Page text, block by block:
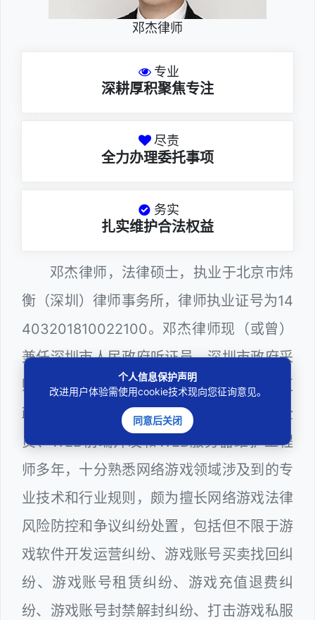
邓杰律师
专业
深耕厚积聚焦专注
尽责
全力办理委托事项
务实
扎实维护合法权益
邓杰律师，法律硕士，执业于北京市炜
衡（深圳）律师事务所，律师执业证号为14
403201810022100。邓杰律师现（或曾）
兼任深圳市人民政府听证员、深圳市政府采
购评审专家（法律类），曾担任深圳市某区
政府系统公职律师、计算机信息网络安全
员、WEB前端开发和WEB服务器维护工程
师多年，十分熟悉网络游戏领域涉及到的专
业技术和行业规则，颇为擅长网络游戏法律
风险防控和争议纠纷处置，包括但不限于游
戏软件开发运营纠纷、游戏账号买卖找回纠
纷、游戏账号租赁纠纷、游戏充值退费纠
纷、游戏账号封禁解封纠纷、打击游戏私服
个人信息保护声明
改进用户体验需使用cookie技术现向您征询意见。
同意后关闭